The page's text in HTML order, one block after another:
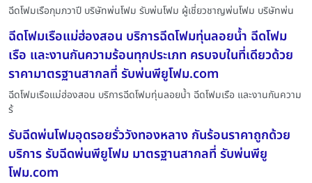
ฉีดโฟมเรือกุมภวาปี บริษัทพ่นโฟม รับพ่นโฟม ผู้เชี่ยวชาญพ่นโฟม บริษัทพ่น
ฉีดโฟมเรือแม่ฮ่องสอน บริการฉีดโฟมทุ่นลอยน้ำ ฉีดโฟม
เรือ และงานกันความร้อนทุกประเภท ครบจบในที่เดียวด้วย
ราคามาตรฐานสากลที่ รับพ่นพียูโฟม.com
ฉีดโฟมเรือแม่ฮ่องสอน บริการฉีดโฟมทุ่นลอยน้ำ ฉีดโฟมเรือ และงานกันความ
ร้
รับฉีดพ่นโฟมอุดรอยรั่ววังทองหลาง กันร้อนราคาถูกด้วย
บริการ รับฉีดพ่นพียูโฟม มาตรฐานสากลที่ รับพ่นพียู
โฟม.com